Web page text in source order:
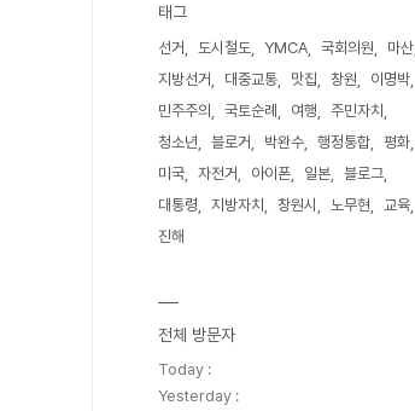
태그
선거 도시철도 YMCA 국회의원
마산
지방선거
대중교통 맛집 창원
이명박
민주주의
국토순례 여행
주민자치
청소년
블로거 박완수 행정통합
평화
미국
자전거 아이폰 일본
블로그
대통령
지방자치 창원시 노무현
교육
진해
전체 방문자
Today :
Yesterday :